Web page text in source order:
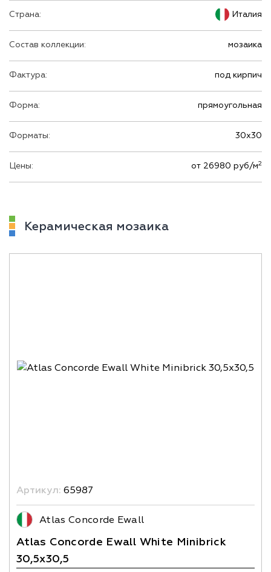
Страна: Италия
Состав коллекции: мозаика
Фактура: под кирпич
Форма: прямоугольная
Форматы: 30х30
Цены: от 26980 руб/м2
Керамическая мозаика
Артикул: 65987
Atlas Concorde Ewall
Atlas Concorde Ewall White Minibrick
30,5x30,5